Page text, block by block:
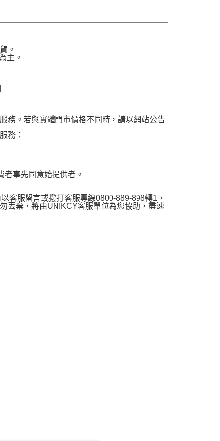
。
主。
務。若與實體門市價格不同時，請以網站公告
務：
事先同意始提供者。
客服留言或撥打客服專線0800-889-898轉1，
丟棄，將由UNIKCY客服單位為您協助，盡速